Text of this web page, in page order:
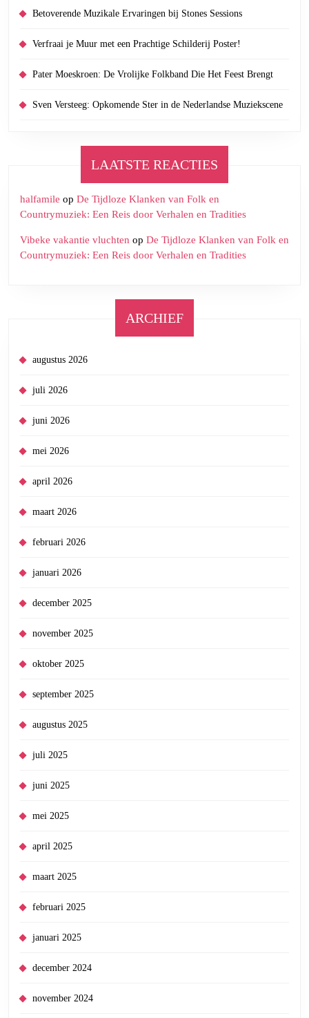
Betoverende Muzikale Ervaringen bij Stones Sessions
Verfraai je Muur met een Prachtige Schilderij Poster!
Pater Moeskroen: De Vrolijke Folkband Die Het Feest Brengt
Sven Versteeg: Opkomende Ster in de Nederlandse Muziekscene
LAATSTE REACTIES
halfamile op De Tijdloze Klanken van Folk en
Countrymuziek: Een Reis door Verhalen en Tradities
Vibeke vakantie vluchten op De Tijdloze Klanken van Folk en
Countrymuziek: Een Reis door Verhalen en Tradities
ARCHIEF
augustus 2026
juli 2026
juni 2026
mei 2026
april 2026
maart 2026
februari 2026
januari 2026
december 2025
november 2025
oktober 2025
september 2025
augustus 2025
juli 2025
juni 2025
mei 2025
april 2025
maart 2025
februari 2025
januari 2025
december 2024
november 2024